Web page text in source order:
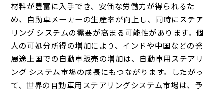
材料が豊富に入手でき、安価な労働力が得られるた
め、自動車メーカーの生産率が向上し、同時にステア
リング システムの需要が高まる可能性があります。個
人の可処分所得の増加により、インドや中国などの発
展途上国での自動車販売の増加は、自動車用ステアリ
ング システム市場の成長にもつながります。
したがっ
て、世界の自動車用ステアリングシステム市場は、予